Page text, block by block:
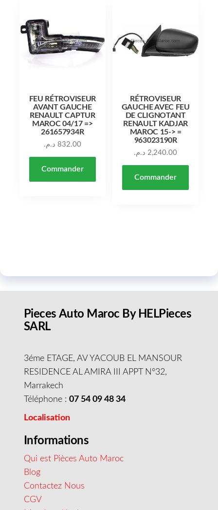
FEU RÉTROVISEUR
AVANT GAUCHE
RENAULT CAPTUR
MAROC 04/17 =>
261657934R
832.00 د.م.
Commander
RÉTROVISEUR
GAUCHE AVEC FEU
DE CLIGNOTANT
RENAULT KADJAR
MAROC 15-> =
963023190R
2,240.00 د.م.
Commander
Pieces Auto Maroc By HELPieces
SARL
3éme ETAGE, AV YACOUB EL MANSOUR
RESIDENCE AL AMIRA III APPT N°32,
Marrakech
Téléphone : 07 54 09 48 34
Localisation
Informations
Qui est Pièces Auto Maroc
Blog
Contactez Nous
CGV